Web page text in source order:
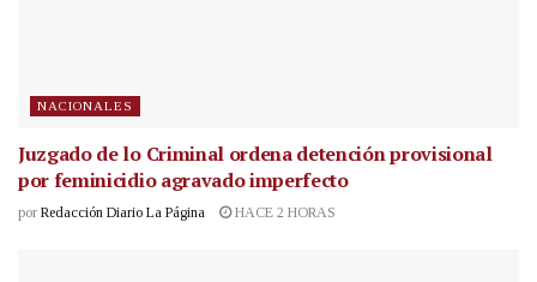
NACIONALES
Juzgado de lo Criminal ordena detención provisional
por feminicidio agravado imperfecto
por Redacción Diario La Página HACE 2 HORAS